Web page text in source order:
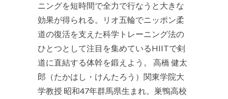
ニングを短時間で全力で行なうと大きな
効果が得られる。リオ五輪でニッポン柔
道の復活を支えた科学トレーニング法の
ひとつとして注目を集めているHIITで剣
道に直結する体幹を鍛えよう。 高橋 健太
郎（たかはし・けんたろう）関東学院大
学教授 昭和47年群馬県生まれ。巣鴨高校